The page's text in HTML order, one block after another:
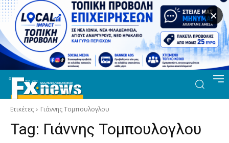
×
Ετικέτες Γιάννης Τομπουλογλου
Tag: Γιάννης Τομπουλογλου